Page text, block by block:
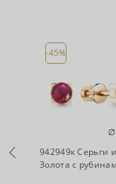
-45%
Есть в наличии
942949к Серьги
Золота с